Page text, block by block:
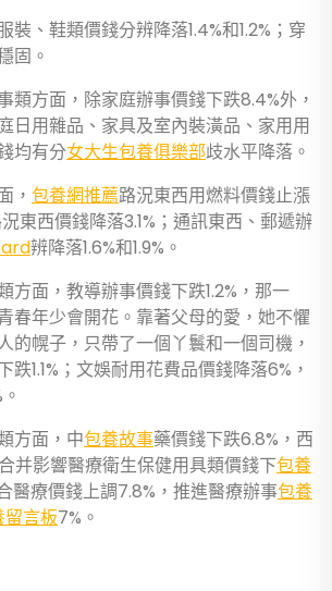
裝、鞋類價錢分辨降落1.4%和1.2%；穿
固。
類方面，除家庭辦事價錢下跌8.4%外，
日用雜品、家具及室內裝潢品、家用用
均有分女大生包養俱樂部歧水平降落。
， 包養網推薦路況東西用燃料價錢止漲
東西價錢降落3.1%；通訊東西、郵遞辦
辨降落1.6%和1.9%。
方面，教導辦事價錢下跌1.2%，那一
春年少會開花。靠著父母的愛，她不懼
的幌子，只帶了一個丫鬟和一個司機，
跌1.1%；文娛耐用花費品價錢降落6%，
方面，中包養故事藥價錢下跌6.8%，西
并影響醫療衛生保健用具類價錢下包養
醫療價錢上調7.8%，推進醫療辦事包養
留言板7%。